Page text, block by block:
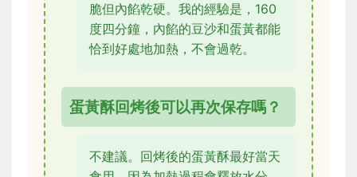
脆但內餡乾硬。我的經驗是，160
度四分鐘，內餡的豆沙和蛋黃都能
恰到好處地加熱，不會過乾。
蛋黃酥回烤後可以再次保存嗎？
不建議。回烤後的蛋黃酥最好當天